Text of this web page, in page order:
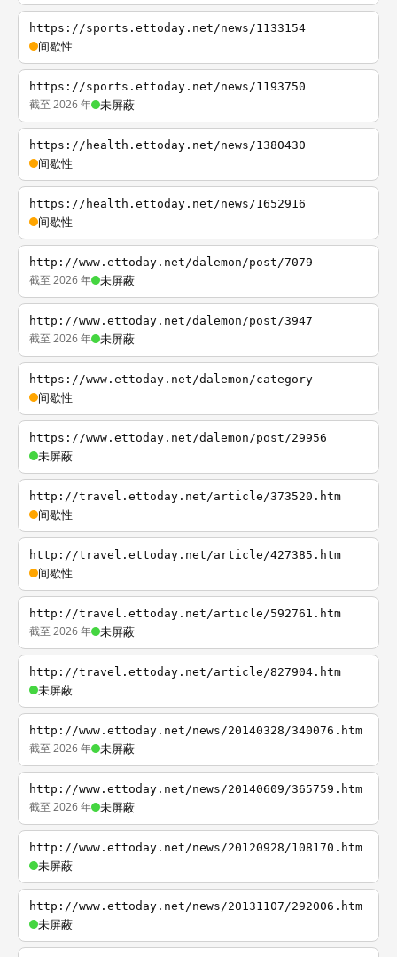
https://sports.ettoday.net/news/1133154
间歇性
https://sports.ettoday.net/news/1193750
截至 2026 年 未屏蔽
https://health.ettoday.net/news/1380430
间歇性
https://health.ettoday.net/news/1652916
间歇性
http://www.ettoday.net/dalemon/post/7079
截至 2026 年 未屏蔽
http://www.ettoday.net/dalemon/post/3947
截至 2026 年 未屏蔽
https://www.ettoday.net/dalemon/category
间歇性
https://www.ettoday.net/dalemon/post/29956
未屏蔽
http://travel.ettoday.net/article/373520.htm
间歇性
http://travel.ettoday.net/article/427385.htm
间歇性
http://travel.ettoday.net/article/592761.htm
截至 2026 年 未屏蔽
http://travel.ettoday.net/article/827904.htm
未屏蔽
http://www.ettoday.net/news/20140328/340076.htm
截至 2026 年 未屏蔽
http://www.ettoday.net/news/20140609/365759.htm
截至 2026 年 未屏蔽
http://www.ettoday.net/news/20120928/108170.htm
未屏蔽
http://www.ettoday.net/news/20131107/292006.htm
未屏蔽